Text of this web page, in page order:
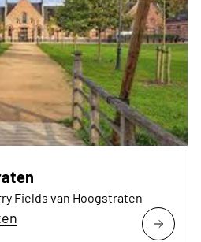
Fields van Hoogstraten